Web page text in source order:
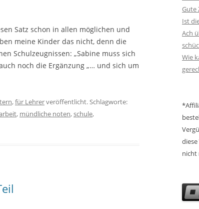
Satz schon in allen möglichen und
meine Kinder das nicht, denn die
Schulzeugnissen: „Sabine muss sich
noch die Ergänzung „… und sich um
,für Lehrerveröffentlicht. Schlagworte:
, mündliche noten,schule,
Gute
Ist
Ach
Wie
nicht